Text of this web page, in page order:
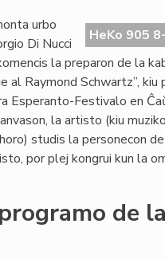
HeKo 905
urbo
Di Nucci
la preparon de la
al Raymond Schwartz”, kiu
Esperanto-Festivalo en
la artisto (kiu
studis la personecon
por plej kongrui kun la
de